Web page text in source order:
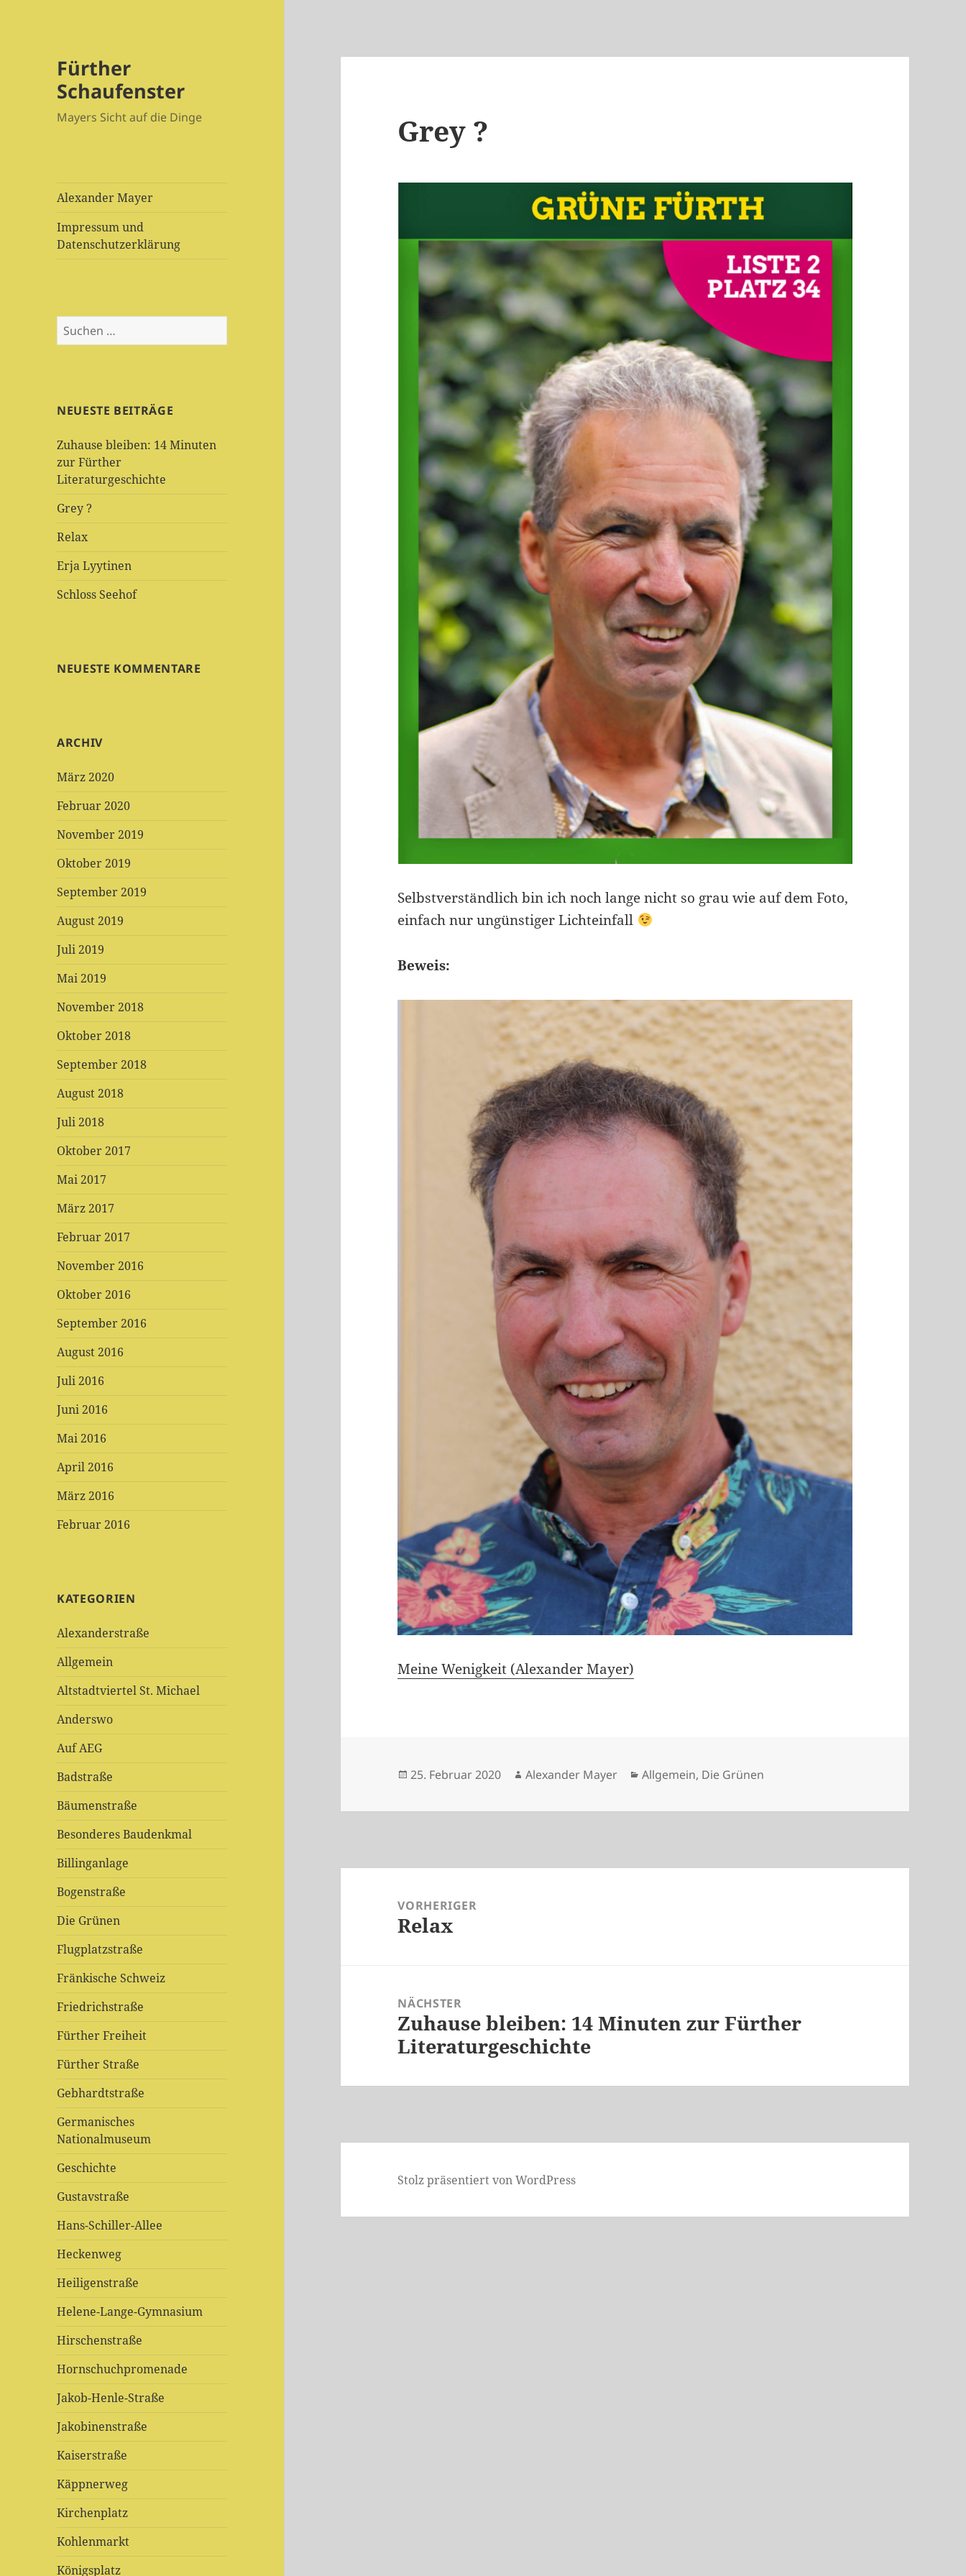
Fürther
Schaufenster
Mayers Sicht auf die Dinge
Alexander Mayer
Impressum und
Datenschutzerklärung
Suchen
nach:
NEUESTE BEITRÄGE
Zuhause bleiben: 14 Minuten
zur Fürther
Literaturgeschichte
Grey ?
Relax
Erja Lyytinen
Schloss Seehof
NEUESTE KOMMENTARE
ARCHIV
März 2020
Februar 2020
November 2019
Oktober 2019
September 2019
August 2019
Juli 2019
Mai 2019
November 2018
Oktober 2018
September 2018
August 2018
Juli 2018
Oktober 2017
Mai 2017
März 2017
Februar 2017
November 2016
Oktober 2016
September 2016
August 2016
Juli 2016
Juni 2016
Mai 2016
April 2016
März 2016
Februar 2016
KATEGORIEN
Alexanderstraße
Allgemein
Altstadtviertel St. Michael
Anderswo
Auf AEG
Badstraße
Bäumenstraße
Besonderes Baudenkmal
Billinganlage
Bogenstraße
Die Grünen
Flugplatzstraße
Fränkische Schweiz
Friedrichstraße
Fürther Freiheit
Fürther Straße
Gebhardtstraße
Germanisches
Nationalmuseum
Geschichte
Gustavstraße
Hans-Schiller-Allee
Heckenweg
Heiligenstraße
Helene-Lange-Gymnasium
Hirschenstraße
Hornschuchpromenade
Jakob-Henle-Straße
Jakobinenstraße
Kaiserstraße
Käppnerweg
Kirchenplatz
Kohlenmarkt
Königsplatz
Grey ?
Selbstverständlich bin ich noch lange nicht so grau wie auf dem Foto,
einfach nur ungünstiger Lichteinfall
Beweis:
Meine Wenigkeit (Alexander Mayer)
Veröffentlicht
25. Februar 2020 Autor
Alexander Mayer Kategorien
Allgemein, Die Grünen
VORHERIGER
Vorheriger
Relax
NÄCHSTER
Nächster
Beitrag:
Zuhause bleiben: 14 Minuten zur Fürther
Literaturgeschichte
Stolz präsentiert von WordPress